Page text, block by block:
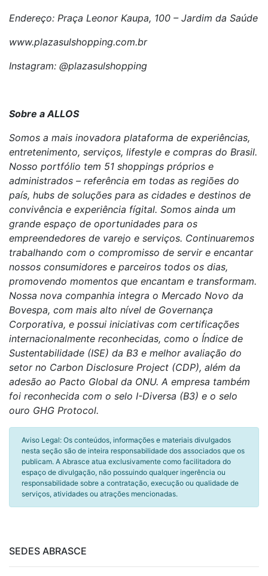
Endereço: Praça Leonor Kaupa, 100 – Jardim da Saúde
www.plazasulshopping.com.br
Instagram: @plazasulshopping
Sobre a ALLOS
Somos a mais inovadora plataforma de experiências,
entretenimento, serviços, lifestyle e compras do Brasil.
Nosso portfólio tem 51 shoppings próprios e
administrados – referência em todas as regiões do
país, hubs de soluções para as cidades e destinos de
convivência e experiência fígital. Somos ainda um
grande espaço de oportunidades para os
empreendedores de varejo e serviços. Continuaremos
trabalhando com o compromisso de servir e encantar
nossos consumidores e parceiros todos os dias,
promovendo momentos que encantam e transformam.
Nossa nova companhia integra o Mercado Novo da
Bovespa, com mais alto nível de Governança
Corporativa, e possui iniciativas com certificações
internacionalmente reconhecidas, como o Índice de
Sustentabilidade (ISE) da B3 e melhor avaliação do
setor no Carbon Disclosure Project (CDP), além da
adesão ao Pacto Global da ONU. A empresa também
foi reconhecida com o selo I-Diversa (B3) e o selo
ouro GHG Protocol.
Aviso Legal: Os conteúdos, informações e materiais divulgados
nesta seção são de inteira responsabilidade dos associados que os
publicam. A Abrasce atua exclusivamente como facilitadora do
espaço de divulgação, não possuindo qualquer ingerência ou
responsabilidade sobre a contratação, execução ou qualidade de
serviços, atividades ou atrações mencionadas.
SEDES ABRASCE